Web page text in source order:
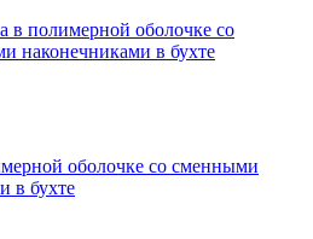
оболочке со сменными
в бухте